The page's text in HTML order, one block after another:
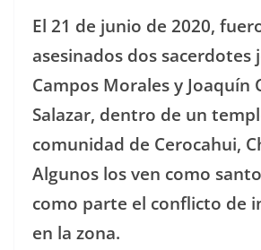
El 21 de junio de 2020,
asesinados dos sacerdotes
Campos Morales y Joaquín
Salazar, dentro de un
comunidad de Cerocahui,
Algunos los ven como
como parte el conflicto de
en la zona.